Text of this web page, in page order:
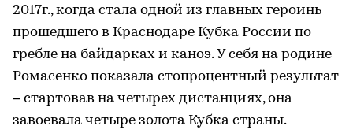
2017г., когда стала одной из главных героинь
прошедшего в Краснодаре Кубка России по
гребле на байдарках и каноэ. У себя на родине
Ромасенко показала стопроцентный результат
– стартовав на четырех дистанциях, она
завоевала четыре золота Кубка страны.